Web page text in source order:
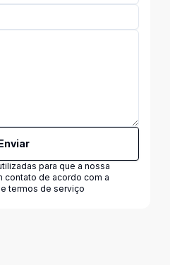
para que a nossa
contato de acordo com a
termos de serviço